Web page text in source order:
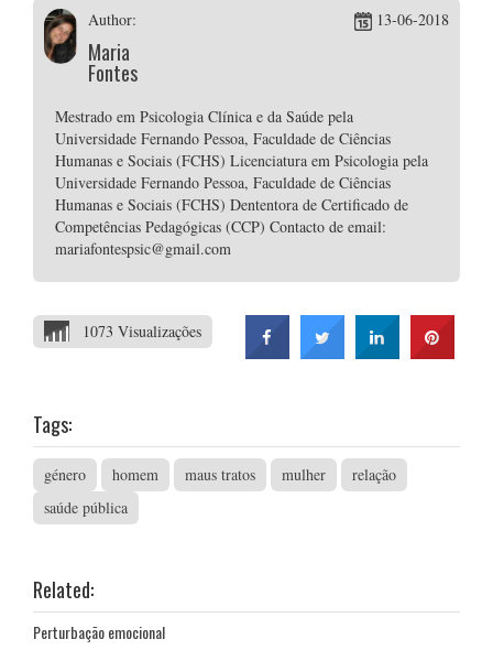
Author:
Maria
Fontes
13-06-2018
Mestrado em Psicologia Clínica e da Saúde pela
Universidade Fernando Pessoa, Faculdade de Ciências
Humanas e Sociais (FCHS) Licenciatura em Psicologia pela
Universidade Fernando Pessoa, Faculdade de Ciências
Humanas e Sociais (FCHS) Dententora de Certificado de
Competências Pedagógicas (CCP) Contacto de email:
mariafontespsic@gmail.com
1073 Visualizações
Tags:
género homem maus tratos mulher
relação
saúde pública
Related:
Perturbação emocional